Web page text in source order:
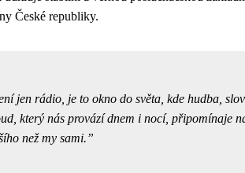
České republiky.
jen rádio, je to okno do světa, kde hudba,
který nás provází dnem i nocí, připomínaje
než my sami.